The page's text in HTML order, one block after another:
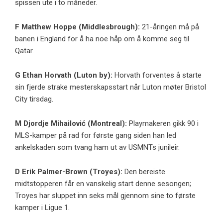
spissen ute i to måneder.
F Matthew Hoppe (Middlesbrough): 21-åringen må på
banen i England for å ha noe håp om å komme seg til
Qatar.
G Ethan Horvath (Luton by): Horvath forventes å starte
sin fjerde strake mesterskapsstart når Luton møter Bristol
City tirsdag.
M Djordje Mihailović (Montreal): Playmakeren gikk 90 i
MLS-kamper på rad for første gang siden han led
ankelskaden som tvang ham ut av USMNTs junileir.
D Erik Palmer-Brown (Troyes): Den bereiste
midtstopperen får en vanskelig start denne sesongen;
Troyes har sluppet inn seks mål gjennom sine to første
kamper i Ligue 1.